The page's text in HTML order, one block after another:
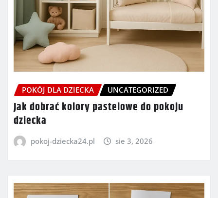
POKÓJ DLA DZIECKA UNCATEGORIZED
Jak dobrać kolory pastelowe do pokoju
dziecka
pokoj-dziecka24.pl sie 3, 2026